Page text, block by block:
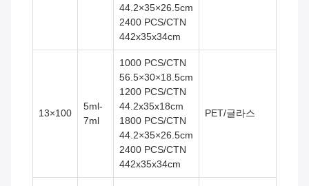
44.2×35×26.5cm
2400 PCS/CTN
442x35x34cm
13×100
5ml-
7ml
1000 PCS/CTN
56.5×30×18.5cm
1200 PCS/CTN
44.2x35x18cm
1800 PCS/CTN
44.2×35×26.5cm
2400 PCS/CTN
442x35x34cm
PET/글라스